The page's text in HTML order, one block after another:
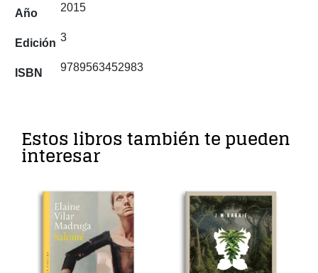
Año 2015
Edición 3
ISBN 9789563452983
Estos libros también te pueden
interesar